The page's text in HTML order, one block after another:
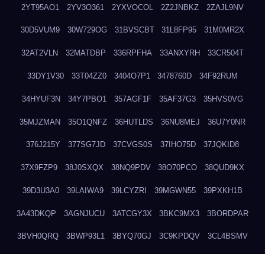
2YT95AO1 2YV3O361 2YXVOCOL 2Z2JNBKZ 2ZAJL9NV
30D5VUM9 30W729OG 31BVSCBT 31L8FP95 31M0MR2X
32AT2VLN 32MATDBP 336RPFHA 33ANXYRH 33CR504T
33DY1V30 33T04ZZ0 3404O7P1 3478760D 34F92RUM
34HYUF3N 34Y7PBO1 357AGF1F 35AF37G3 35HVS0VG
35MJZMAN 35O1QNFZ 36HUTLDS 36NU8MEJ 36U7Y0NR
376J215Y 377SG7JD 37CVGS0S 37IHO75D 37JQKID8
37X9FZP9 38J0SXQX 38NQ9PDV 38O70PCO 38QUD9KX
39D3U3A0 39LAIWA9 39LCYZRI 39MGWN55 39PXKH1B
3A43DKQP 3AGNJUCU 3ATCGY3X 3BKC9MX3 3BORDPAR
3BVH0QRQ 3BWP93L1 3BYQ70GJ 3C9KPDQV 3CL4BSMV